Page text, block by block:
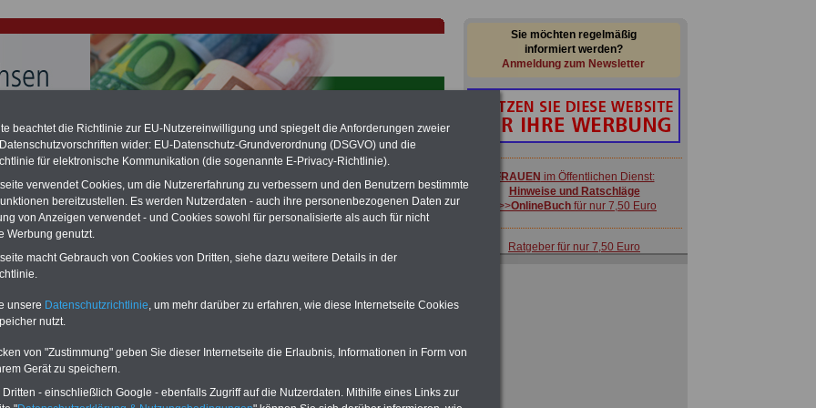
für Beamte & Ruhestandsbeamte (zu geringe Alimentation)
hat die Landesbesoldung von Berlin für die Jahre 2008 bis
die zun hohen Nachzahlungen führen wird). Auch beim Bund
wird es hohe Nachzahlungen geben (Medienberichten
alle (!) Beamtezwischen mind.3.000 und 13.000 Euro,rechnen. Der INFO-
hierzu eine Broschüre heraus, die unmittelbar nach dem Beschluss des
>>>
zur (Vor)Bestellung der Broschüre.
von www.besoldung-sachsen.de
Sie möchten regelmäßig
informiert werden?
Anmeldung zum Newsletter
FRAUEN im Öffentlichen Dienst:
Hinweise und Ratschläge
>>>OnlineBuch für nur 7,50 Euro
Ratgeber für nur 7,50 Euro
beachtet die Richtlinie zur EU-Nutzereinwilligung und spiegelt die Anforderungen zweier
wider: EU-Datenschutz-Grundverordnung (DSGVO) und die
für elektronische Kommunikation (die sogenannte E-Privacy-Richtlinie).
verwendet Cookies, um die Nutzererfahrung zu verbessern und den Benutzern bestimmte
bereitzustellen. Es werden Nutzerdaten - auch ihre personenbezogenen Daten zur
von Anzeigen verwendet - und Cookies sowohl für personalisierte als auch für nicht
Werbung genutzt.
macht Gebrauch von Cookies von Dritten, siehe dazu weitere Details in der
unsere Datenschutzrichtlinie , um mehr darüber zu erfahren, wie diese Internetseite Cookies
nutzt.
von "Zustimmung" geben Sie dieser Internetseite die Erlaubnis, Informationen in Form von
Gerät zu speichern.
- einschließlich Google - ebenfalls Zugriff auf die Nutzerdaten. Mithilfe eines Links zur